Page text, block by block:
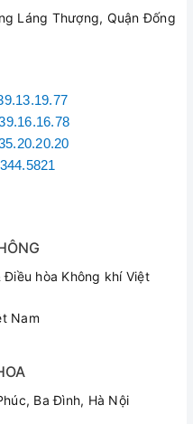
Láng Thượng, Quận Đống
Điều hòa Không khí Việt
Nam
Ba Đình, Hà Nội